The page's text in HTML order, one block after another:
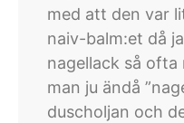
med att den var
naiv-balm:et då
nagellack så ofta
man ju ändå
duscholjan och